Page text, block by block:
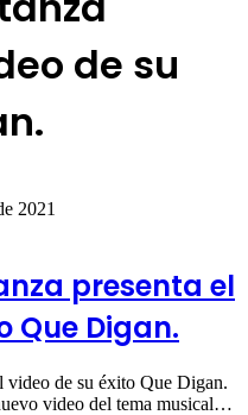
de su
2021
presenta el
Que Digan.
video de su éxito Que Digan.
video del tema musical…